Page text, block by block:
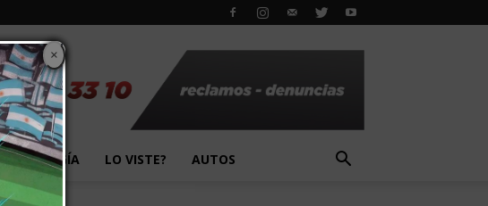
LO VISTE? AUTOS
×